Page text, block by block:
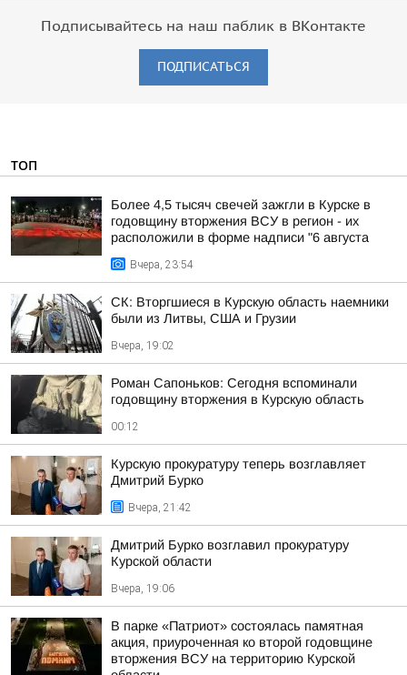
Подписывайтесь на наш паблик в ВКонтакте
ПОДПИСАТЬСЯ
ТОП
Более 4,5 тысяч свечей зажгли в Курске в
годовщину вторжения ВСУ в регион - их
расположили в форме надписи "6 августа
Вчера, 23:54
СК: Вторгшиеся в Курскую область наемники
были из Литвы, США и Грузии
Вчера, 19:02
Роман Сапоньков: Сегодня вспоминали
годовщину вторжения в Курскую область
00:12
Курскую прокуратуру теперь возглавляет
Дмитрий Бурко
Вчера, 21:42
Дмитрий Бурко возглавил прокуратуру
Курской области
Вчера, 19:06
В парке «Патриот» состоялась памятная
акция, приуроченная ко второй годовщине
вторжения ВСУ на территорию Курской